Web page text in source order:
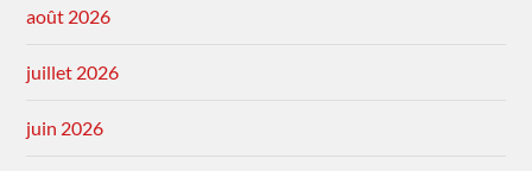
août 2026
juillet 2026
juin 2026